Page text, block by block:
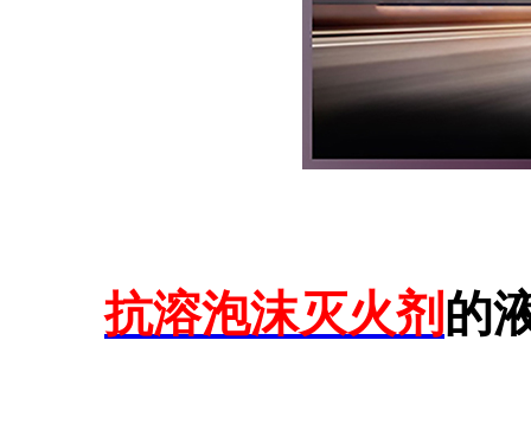
抗溶泡沫灭火剂 的